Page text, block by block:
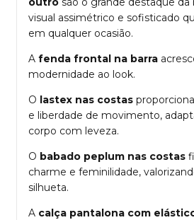
visual assimétrico e sofisticado
em qualquer ocasião.
A fenda frontal na barra
modernidade ao look.
O lastex nas costas
e liberdade de movimento,
corpo com leveza.
O babado peplum nas costas
charme e feminilidade,
silhueta.
A calça pantalona com